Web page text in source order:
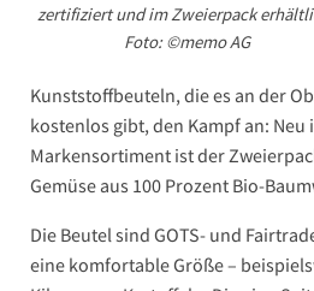
zertifiziert und im Zweierpack
Foto: ©memo AG
Kunststoffbeuteln, die es an der
kostenlos gibt, den Kampf an: Neu
Markensortiment ist der
Gemüse aus 100 Prozent Bio-
Die Beutel sind GOTS- und
eine komfortable Größe –